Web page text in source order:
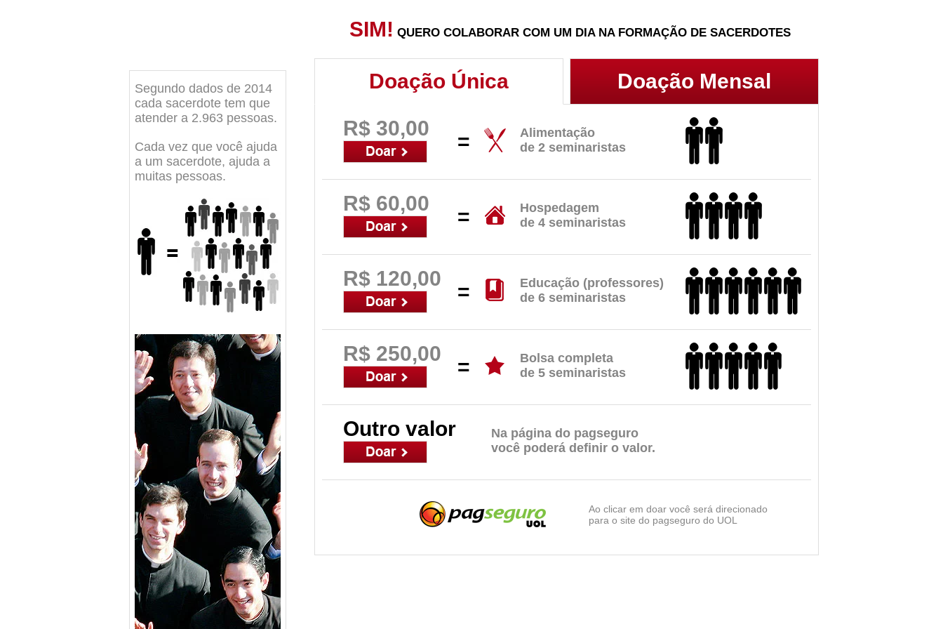
Segundo dados de 2014
cada sacerdote tem que
atender a 2.963 pessoas.
Cada vez que você ajuda
a um sacerdote, ajuda a
muitas pessoas.
SIM! QUERO COLABORAR COM UM DIA NA FORMAÇÃO DE SACERDOTES
Doação Única Doação Mensal
R$ 30,00
=
Alimentação
de 2 seminaristas
R$ 60,00
=
Hospedagem
de 4 seminaristas
R$ 120,00
=
Educação (professores)
de 6 seminaristas
R$ 250,00
=
Bolsa completa
de 5 seminaristas
Outro valor
Na página do pagseguro
você poderá definir o valor.
Ao clicar em doar você será direcionado
para o site do pagseguro do UOL